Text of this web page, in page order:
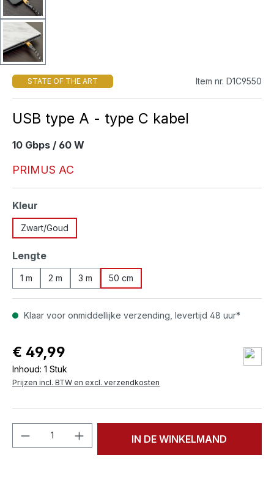
STATE OF THE ART Item nr. D1C9550
USB type A - type C kabel
10 Gbps / 60 W
PRIMUS AC
Selecteer
Kleur
Zwart/Goud
Selecteer
Lengte
1 m 2 m 3 m 50 cm
Klaar voor onmiddellijke verzending, levertijd 48 uur*
€ 49,99
Inhoud: 1 Stuk
Prijzen incl. BTW en excl. verzendkosten
Producthoeveelheid: Voer de
IN DE WINKELMAND